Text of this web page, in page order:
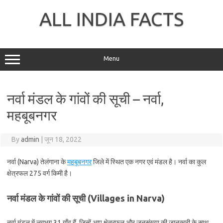
ALL INDIA FACTS
Menu
नर्वा मंडल के गांवों की सूची – नर्वा,
महबूबनगर
Byadmin जून 18, 2022
नर्वा (Narva) तेलंगाना केमहबूबनगरजिले में स्थित एक नगर एवं मंडल है। नर्वा का कुल
क्षेत्रफल 275 वर्ग किमी है।
नर्वा मंडल के गांवों की सूची (Villages in Narva)